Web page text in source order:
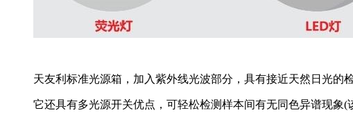
天友利标准光源箱，加入紫外线光波部分，具有接近天然日光的
它还具有多光源开关优点，可轻松检测样本间有无同色异谱现象